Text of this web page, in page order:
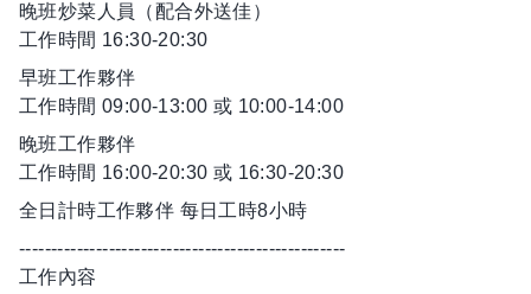
晚班炒菜人員（配合外送佳）
工作時間 16:30-20:30
早班工作夥伴
工作時間 09:00-13:00 或 10:00-14:00
晚班工作夥伴
工作時間 16:00-20:30 或 16:30-20:30
全日計時工作夥伴 每日工時8小時
---------------------------------------------------
工作內容